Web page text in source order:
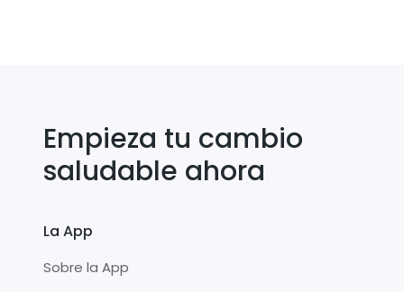
Empieza tu cambio
saludable ahora
La App
Sobre la App